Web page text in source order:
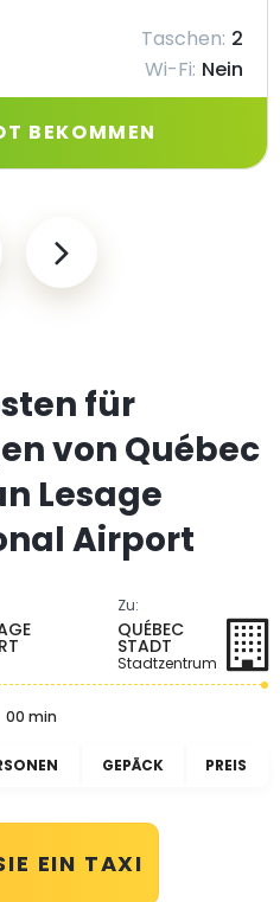
Taschen: 2
Wi-Fi: Nein
BEKOMMEN
für
von Québec
Lesage
Airport
Zu:
QUÉBEC
STADT
Stadtzentrum
00 min
GEPÄCK PREIS
EIN TAXI